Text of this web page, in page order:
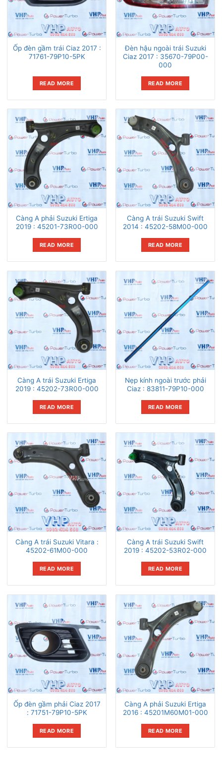
Ốp đèn gầm trái Ciaz 2017 :
71761-79P10-5PK
READ MORE
Đèn hậu ngoài trái Suzuki
Ciaz 2017 : 35670-79P00-
000
READ MORE
Càng A phải Suzuki Ertiga
2019 : 45201-73R00-000
READ MORE
Càng A trái Suzuki Swift
2014 : 45202-58M00-000
READ MORE
Càng A trái Suzuki Ertiga
2019 : 45202-73R00-000
READ MORE
Nẹp kính ngoài trước phải
Ciaz : 83811-79P10-000
READ MORE
Càng A trái Suzuki Vitara :
45202-61M00-000
READ MORE
Càng A trái Suzuki Swift
2019 : 45202-53R02-000
READ MORE
Ốp đèn gầm phải Ciaz 2017
: 71751-79P10-5PK
READ MORE
Càng A phải Suzuki Ertiga
2016 : 45201M60M01-000
READ MORE